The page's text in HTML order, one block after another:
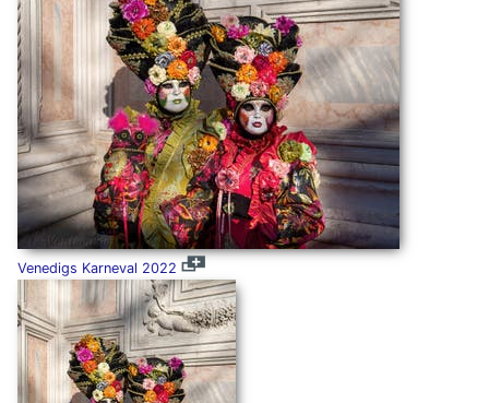
Venedigs Karneval 2022